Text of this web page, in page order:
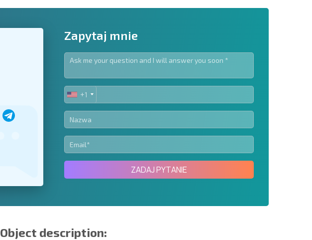
Zapisz się do newslettera | Klikając przycisk, wyrażasz zgodę na
wykorzystanie swoich danych.
Wyślij wiadomość
Zapytaj mnie
UNITED
STATES
+1
+1
ZADAJ PYTANIE
Object description: